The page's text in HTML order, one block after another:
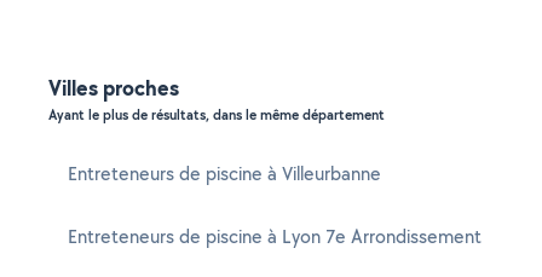
Villes proches
Ayant le plus de résultats, dans le même département
Entreteneurs de piscine à Villeurbanne
Entreteneurs de piscine à Lyon 7e Arrondissement